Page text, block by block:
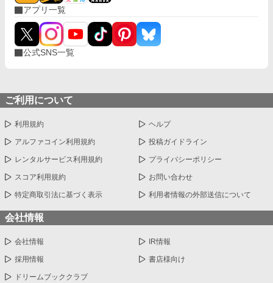
アプリ一覧
公式SNS一覧
ご利用について
利用規約 ヘルプ
アルファコイン利用規約 投稿ガイドライン
レンタルサービス利用規約 プライバシーポリシー
スコア利用規約 お問い合わせ
特定商取引法に基づく表示 利用者情報の外部送信について
会社情報
会社情報 IR情報
採用情報 書店様向け
ドリームブッククラブ